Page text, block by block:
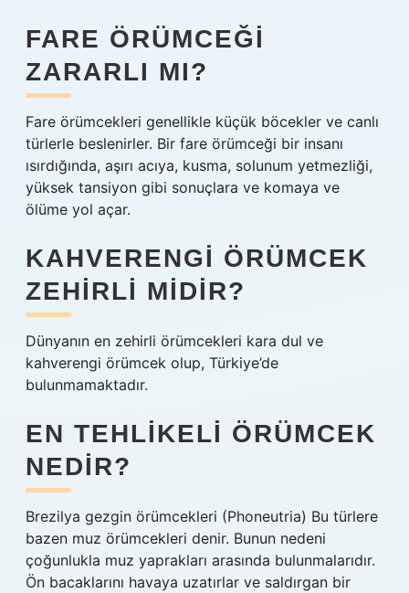
FARE ÖRÜMCEĞI
ZARARLI MI?
Fare örümcekleri genellikle küçük böcekler ve canlı
türlerle beslenirler. Bir fare örümceği bir insanı
ısırdığında, aşırı acıya, kusma, solunum yetmezliği,
yüksek tansiyon gibi sonuçlara ve komaya ve
ölüme yol açar.
KAHVERENGI ÖRÜMCEK
ZEHIRLI MIDIR?
Dünyanın en zehirli örümcekleri kara dul ve
kahverengi örümcek olup, Türkiye’de
bulunmamaktadır.
EN TEHLIKELI ÖRÜMCEK
NEDIR?
Brezilya gezgin örümcekleri (Phoneutria) Bu türlere
bazen muz örümcekleri denir. Bunun nedeni
çoğunlukla muz yaprakları arasında bulunmalarıdır.
Ön bacaklarını havaya uzatırlar ve saldırgan bir